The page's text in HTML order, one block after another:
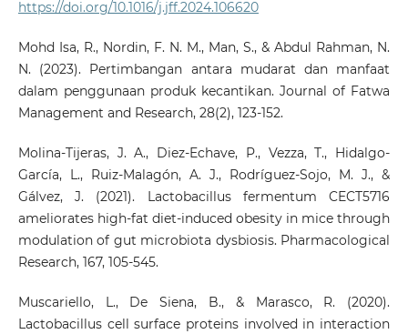
https://doi.org/10.1016/j.jff.2024.106620
Mohd Isa, R., Nordin, F. N. M., Man, S., & Abdul Rahman, N.
N. (2023). Pertimbangan antara mudarat dan manfaat
dalam penggunaan produk kecantikan. Journal of Fatwa
Management and Research, 28(2), 123-152.
Molina-Tijeras, J. A., Diez-Echave, P., Vezza, T., Hidalgo-
García, L., Ruiz-Malagón, A. J., Rodríguez-Sojo, M. J., &
Gálvez, J. (2021). Lactobacillus fermentum CECT5716
ameliorates high-fat diet-induced obesity in mice through
modulation of gut microbiota dysbiosis. Pharmacological
Research, 167, 105-545.
Muscariello, L., De Siena, B., & Marasco, R. (2020).
Lactobacillus cell surface proteins involved in interaction